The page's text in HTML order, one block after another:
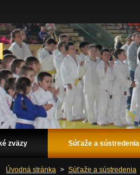
zväzy Súťaže a sústredenia
Úvodná stránka > Súťaže a sústredenia